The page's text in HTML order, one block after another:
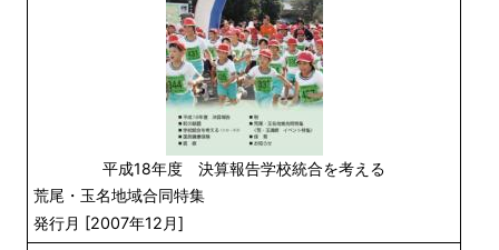
平成18年度 決算報告学校統合を考える
荒尾 ・玉名地域合同特集
発行月 [2007年12月]